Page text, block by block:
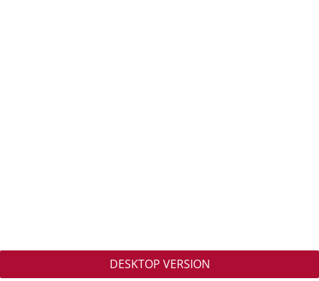
DESKTOP VERSION